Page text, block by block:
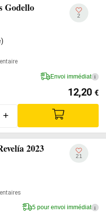
Godello
2
Envoi immédiat i
12,20 €
+
2023
21
5 pour envoi immédiat i